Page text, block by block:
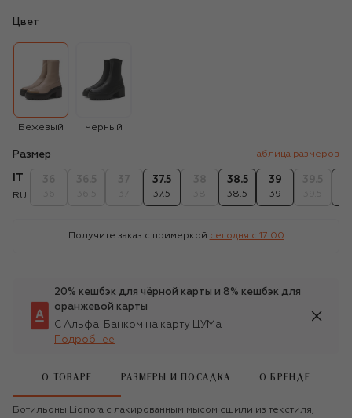
Цвет
Бежевый Черный
Размер Таблица размеров
RU
37.5
37.5
38.5
38.5
39
39
Получите заказ с примеркой сегодня c 17:00
20% кешбэк для чёрной карты и 8% кешбэк для
оранжевой карты
С Альфа-Банком на карту ЦУМа
Подробнее
О ТОВАРЕ РАЗМЕРЫ И ПОСАДКА О БРЕНДЕ
Ботильоны Lionora с лакированным мысом сшили из текстиля,